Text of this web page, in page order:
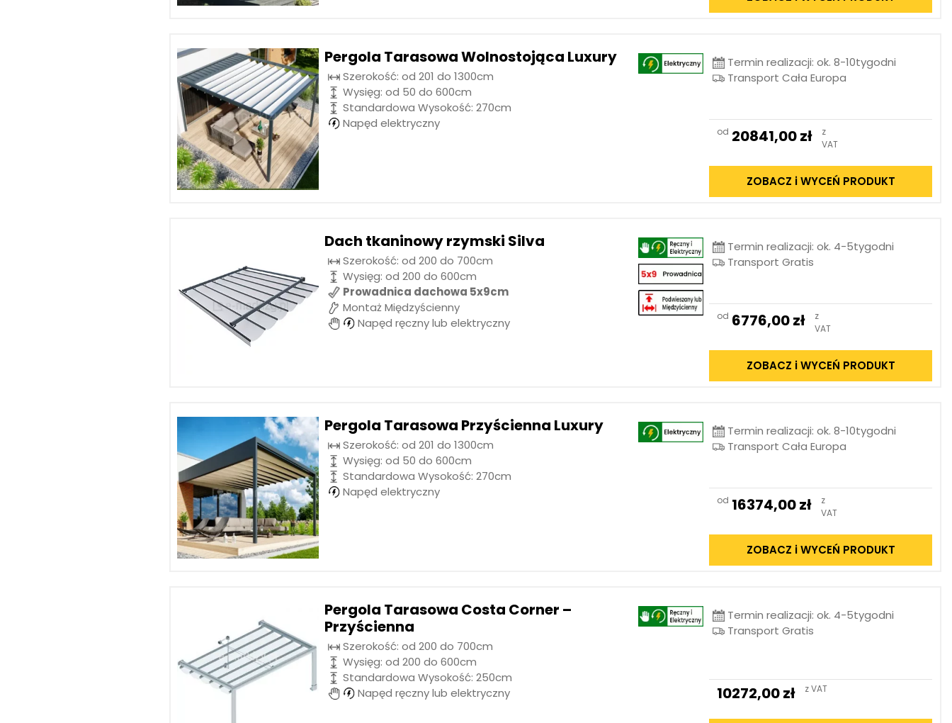
Pergola Tarasowa Wolnostojąca Luxury
Szerokość: od 201 do 1300cm
Wysięg: od 50 do 600cm
Standardowa Wysokość: 270cm
Napęd elektryczny
Termin realizacji: ok. 8-10tygodni
Transport Cała Europa
od 20841,00zł
z
VAT
ZOBACZ i WYCEŃ PRODUKT
Dach tkaninowy rzymski Silva
Szerokość: od 200 do 700cm
Wysięg: od 200 do 600cm
Prowadnica dachowa 5x9cm
Montaż Międzyścienny
Napęd ręczny lub elektryczny
Termin realizacji: ok. 4-5tygodni
Transport Gratis
od 6776,00zł
z
VAT
ZOBACZ i WYCEŃ PRODUKT
Pergola Tarasowa Przyścienna Luxury
Szerokość: od 201 do 1300cm
Wysięg: od 50 do 600cm
Standardowa Wysokość: 270cm
Napęd elektryczny
Termin realizacji: ok. 8-10tygodni
Transport Cała Europa
od 16374,00zł
z
VAT
ZOBACZ i WYCEŃ PRODUKT
Pergola Tarasowa Costa Corner –
Przyścienna
Szerokość: od 200 do 700cm
Wysięg: od 200 do 600cm
Standardowa Wysokość: 250cm
Napęd ręczny lub elektryczny
Termin realizacji: ok. 4-5tygodni
Transport Gratis
10272,00zł z VAT